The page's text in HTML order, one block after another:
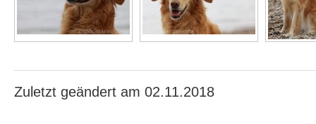
Zuletzt geändert am 02.11.2018